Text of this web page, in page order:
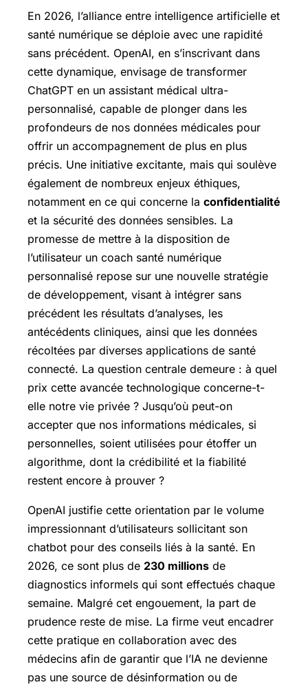
En 2026, l’alliance entre intelligence artificielle et
santé numérique se déploie avec une rapidité
sans précédent. OpenAI, en s’inscrivant dans
cette dynamique, envisage de transformer
ChatGPT en un assistant médical ultra-
personnalisé, capable de plonger dans les
profondeurs de nos données médicales pour
offrir un accompagnement de plus en plus
précis. Une initiative excitante, mais qui soulève
également de nombreux enjeux éthiques,
notamment en ce qui concerne la confidentialité
et la sécurité des données sensibles. La
promesse de mettre à la disposition de
l’utilisateur un coach santé numérique
personnalisé repose sur une nouvelle stratégie
de développement, visant à intégrer sans
précédent les résultats d’analyses, les
antécédents cliniques, ainsi que les données
récoltées par diverses applications de santé
connecté. La question centrale demeure : à quel
prix cette avancée technologique concerne-t-
elle notre vie privée ? Jusqu’où peut-on
accepter que nos informations médicales, si
personnelles, soient utilisées pour étoffer un
algorithme, dont la crédibilité et la fiabilité
restent encore à prouver ?
OpenAI justifie cette orientation par le volume
impressionnant d’utilisateurs sollicitant son
chatbot pour des conseils liés à la santé. En
2026, ce sont plus de 230 millions de
diagnostics informels qui sont effectués chaque
semaine. Malgré cet engouement, la part de
prudence reste de mise. La firme veut encadrer
cette pratique en collaboration avec des
médecins afin de garantir que l’IA ne devienne
pas une source de désinformation ou de